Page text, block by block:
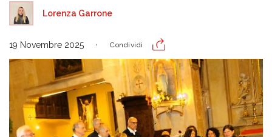
Lorenza Garrone
19 Novembre 2025 Condividi